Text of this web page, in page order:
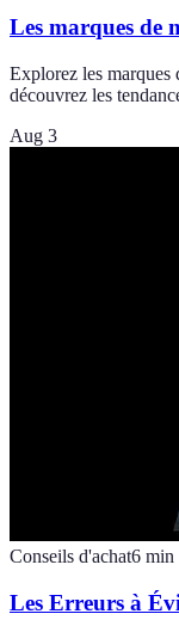
Les marques de
Explorez les marques
découvrez les
Aug 3
Conseils d'achat6 min
Les Erreurs à